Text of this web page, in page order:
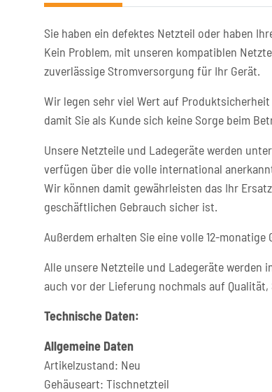
Sie haben ein defektes Netzteil oder haben
Kein Problem, mit unseren kompatiblen
zuverlässige Stromversorgung für Ihr Gerät.
Wir legen sehr viel Wert auf
damit Sie als Kunde sich keine Sorge beim
Unsere Netzteile und Ladegeräte werden
verfügen über die volle international
Wir können damit gewährleisten das Ihr
geschäftlichen Gebrauch sicher ist.
Außerdem erhalten Sie eine volle 12-monatige
Alle unsere Netzteile und Ladegeräte werden
auch vor der Lieferung nochmals auf
Technische Daten:
Allgemeine Daten
Artikelzustand: Neu
Gehäuseart: Tischnetzteil